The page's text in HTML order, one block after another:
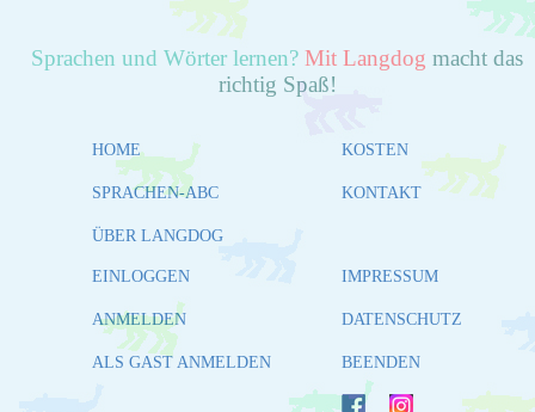
Sprachen und Wörter lernen? Mit Langdog macht das
richtig Spaß!
HOME
SPRACHEN-ABC
ÜBER LANGDOG
KOSTEN
KONTAKT
EINLOGGEN
ANMELDEN
ALS GAST ANMELDEN
IMPRESSUM
DATENSCHUTZ
BEENDEN